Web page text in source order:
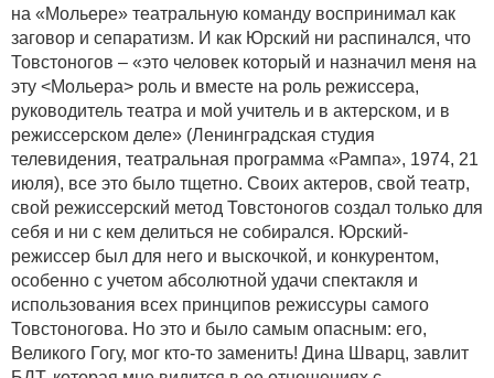
на «Мольере» театральную команду воспринимал как
заговор и сепаратизм. И как Юрский ни распинался, что
Товстоногов – «это человек который и назначил меня на
эту <Мольера> роль и вместе на роль режиссера,
руководитель театра и мой учитель и в актерском, и в
режиссерском деле» (Ленинградская студия
телевидения, театральная программа «Рампа», 1974, 21
июля), все это было тщетно. Своих актеров, свой театр,
свой режиссерский метод Товстоногов создал только для
себя и ни с кем делиться не собирался. Юрский-
режиссер был для него и выскочкой, и конкурентом,
особенно с учетом абсолютной удачи спектакля и
использования всех принципов режиссуры самого
Товстоногова. Но это и было самым опасным: его,
Великого Гогу, мог кто-то заменить! Дина Шварц, завлит